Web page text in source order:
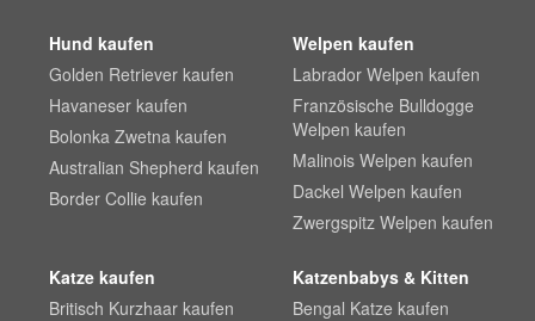
Hund kaufen
Golden Retriever kaufen
Havaneser kaufen
Bolonka Zwetna kaufen
Australian Shepherd kaufen
Border Collie kaufen
Welpen kaufen
Labrador Welpen kaufen
Französische Bulldogge
Welpen kaufen
Malinois Welpen kaufen
Dackel Welpen kaufen
Zwergspitz Welpen kaufen
Katze kaufen
Britisch Kurzhaar kaufen
Katzenbabys & Kitten
Bengal Katze kaufen